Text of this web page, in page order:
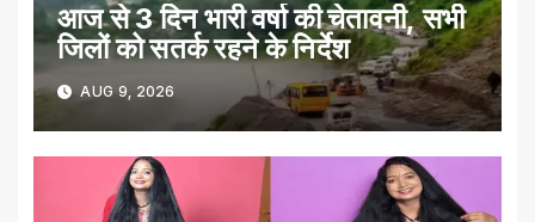
आज से 3 दिन भारी वर्षा की चेतावनी, सभी
जिलों को सतर्क रहने के निर्देश
AUG 9, 2026